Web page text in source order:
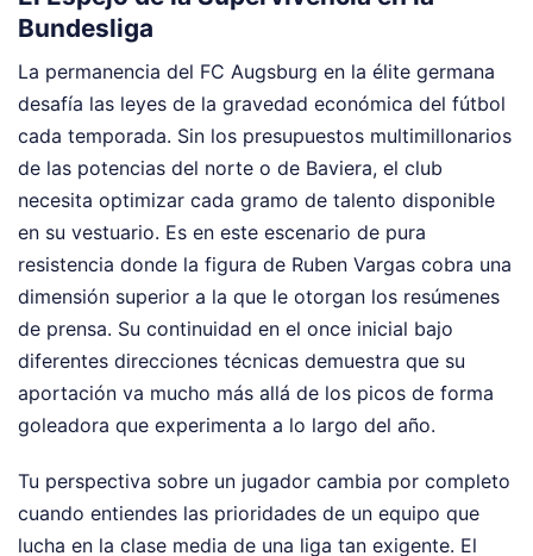
Bundesliga
La permanencia del FC Augsburg en la élite germana
desafía las leyes de la gravedad económica del fútbol
cada temporada. Sin los presupuestos multimillonarios
de las potencias del norte o de Baviera, el club
necesita optimizar cada gramo de talento disponible
en su vestuario. Es en este escenario de pura
resistencia donde la figura de Ruben Vargas cobra una
dimensión superior a la que le otorgan los resúmenes
de prensa. Su continuidad en el once inicial bajo
diferentes direcciones técnicas demuestra que su
aportación va mucho más allá de los picos de forma
goleadora que experimenta a lo largo del año.
Tu perspectiva sobre un jugador cambia por completo
cuando entiendes las prioridades de un equipo que
lucha en la clase media de una liga tan exigente. El